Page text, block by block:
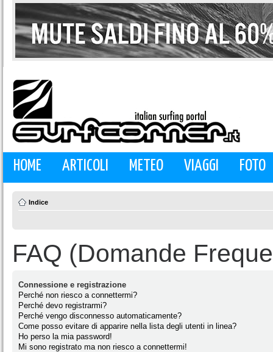
HOME ARTICOLI METEO VIAGGI FOTO
Indice
FAQ (Domande
Connessione e registrazione
Perché non riesco a connettermi?
Perché devo registrarmi?
Perché vengo disconnesso automaticamente?
Come posso evitare di apparire nella lista degli utenti in linea?
Ho perso la mia password!
Mi sono registrato ma non riesco a connettermi!